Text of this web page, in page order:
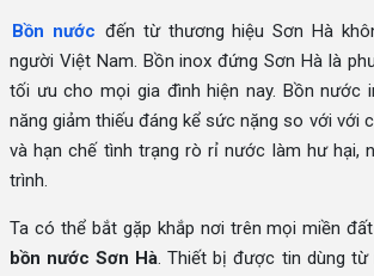
Bồn nước đến từ thương hiệu Sơn Hà
người Việt Nam. Bồn inox đứng Sơn Hà là
tối ưu cho mọi gia đình hiện nay. Bồn nước
năng giảm thiếu đáng kể sức nặng so với với
và hạn chế tình trạng rò rỉ nước làm hư hại,
trình.
Ta có thể bắt gặp khắp nơi trên mọi miền
bồn nước Sơn Hà. Thiết bị được tin dùng từ